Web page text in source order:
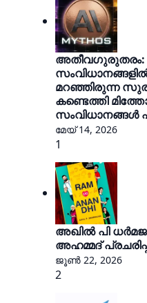
അതീവഗുരുതരം:
മറഞ്ഞിരുന്ന
കണ്ടെത്തി
സംവിധാനങ്ങൾ
മേയ് 14, 2026
1
അഖിൽ പി
അഹമ്മദ്
ജൂൺ 22, 2026
2